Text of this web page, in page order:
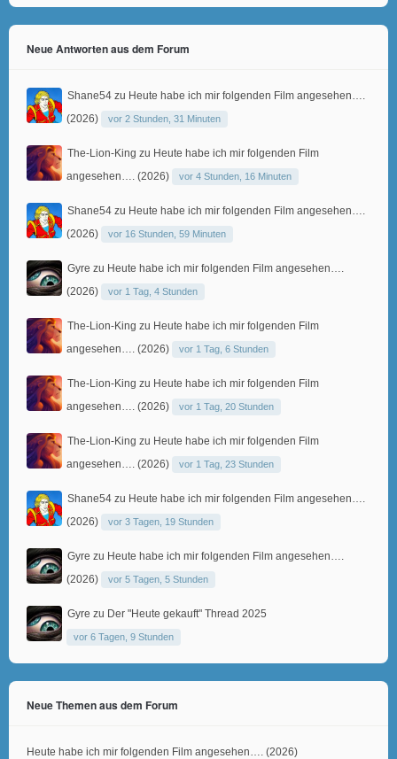
Neue Antworten aus dem Forum
Shane54 zu Heute habe ich mir folgenden Film angesehen….
(2026)
vor 2 Stunden, 31 Minuten
The-Lion-King zu Heute habe ich mir folgenden Film
angesehen…. (2026)
vor 4 Stunden, 16 Minuten
Shane54 zu Heute habe ich mir folgenden Film angesehen….
(2026)
vor 16 Stunden, 59 Minuten
Gyre zu Heute habe ich mir folgenden Film angesehen….
(2026)
vor 1 Tag, 4 Stunden
The-Lion-King zu Heute habe ich mir folgenden Film
angesehen…. (2026)
vor 1 Tag, 6 Stunden
The-Lion-King zu Heute habe ich mir folgenden Film
angesehen…. (2026)
vor 1 Tag, 20 Stunden
The-Lion-King zu Heute habe ich mir folgenden Film
angesehen…. (2026)
vor 1 Tag, 23 Stunden
Shane54 zu Heute habe ich mir folgenden Film angesehen….
(2026)
vor 3 Tagen, 19 Stunden
Gyre zu Heute habe ich mir folgenden Film angesehen….
(2026)
vor 5 Tagen, 5 Stunden
Gyre zu Der "Heute gekauft" Thread 2025
vor 6 Tagen, 9 Stunden
Neue Themen aus dem Forum
Heute habe ich mir folgenden Film angesehen…. (2026)